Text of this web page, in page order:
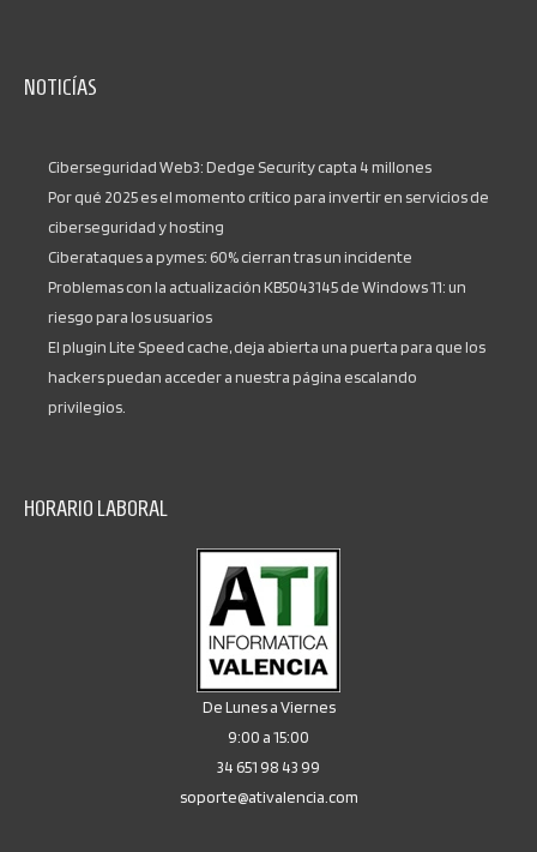
NOTICÍAS
Ciberseguridad Web3: Dedge Security capta 4 millones
Por qué 2025 es el momento crítico para invertir en servicios de
ciberseguridad y hosting
Ciberataques a pymes: 60% cierran tras un incidente
Problemas con la actualización KB5043145 de Windows 11: un
riesgo para los usuarios
El plugin Lite Speed cache, deja abierta una puerta para que los
hackers puedan acceder a nuestra página escalando
privilegios.
HORARIO LABORAL
De Lunes a Viernes
9:00 a 15:00
34 651 98 43 99
soporte@ativalencia.com